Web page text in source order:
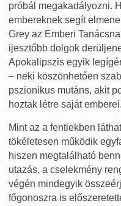
próbál megakadályozni.
embereknek segít
Grey az Emberi
ijesztőbb dolgok
Apokalipszis egyik
– neki köszönhetően
pszionikus mutáns, akit
hoztak létre saját emberei.
Mint az a fentiekben
tökéletesen működik
hiszen megtalálható
utazás, a cselekmény
végén mindegyik
főgonoszra is